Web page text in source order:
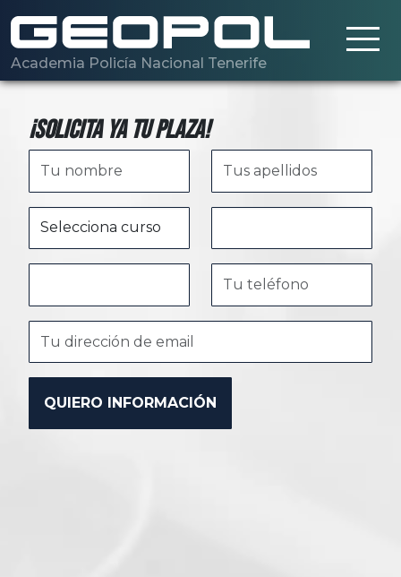
Academia Policía Nacional Tenerife
¡Solicita ya tu plaza!